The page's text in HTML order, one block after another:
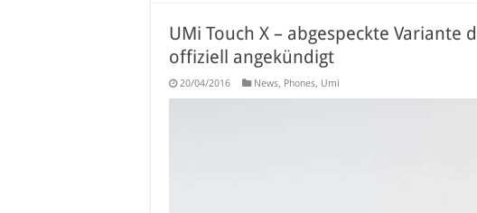
UMi Touch X – abgespeckte Variante
offiziell angekündigt
20/04/2016 News, Phones, Umi